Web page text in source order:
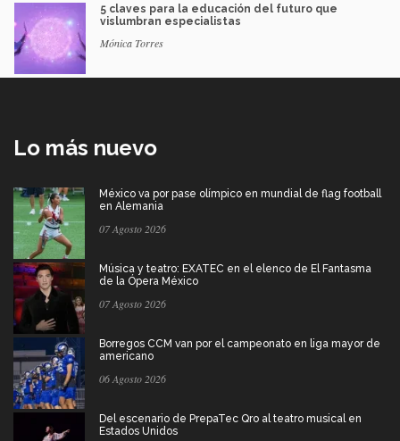
5 claves para la educación del futuro que
vislumbran especialistas
Mónica Torres
Lo más nuevo
México va por pase olímpico en mundial de flag football
en Alemania
07 Agosto 2026
Música y teatro: EXATEC en el elenco de El Fantasma
de la Ópera México
07 Agosto 2026
Borregos CCM van por el campeonato en liga mayor de
americano
06 Agosto 2026
Del escenario de PrepaTec Qro al teatro musical en
Estados Unidos